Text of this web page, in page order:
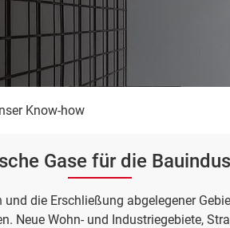
Unser Know-how
Gase für die
die Erschließung abgelegener
Neue Wohn- und Industriegebiete,